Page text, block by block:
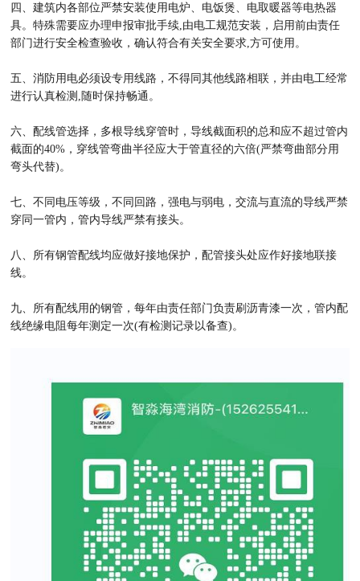
四、建筑内各部位严禁安装使用电炉、电饭煲、电取暖器等电热器
具。特殊需要应办理申报审批手续,由电工规范安装，启用前由责任
部门进行安全检查验收，确认符合有关安全要求,方可使用。
五、消防用电必须设专用线路，不得同其他线路相联，并由电工经常
进行认真检测,随时保持畅通。
六、配线管选择，多根导线穿管时，导线截面积的总和应不超过管内
截面的40%，穿线管弯曲半径应大于管直径的六倍(严禁弯曲部分用
弯头代替)。
七、不同电压等级，不同回路，强电与弱电，交流与直流的导线严禁
穿同一管内，管内导线严禁有接头。
八、所有钢管配线均应做好接地保护，配管接头处应作好接地联接
线。
九、所有配线用的钢管，每年由责任部门负责刷沥青漆一次，管内配
线绝缘电阻每年测定一次(有检测记录以备查)。